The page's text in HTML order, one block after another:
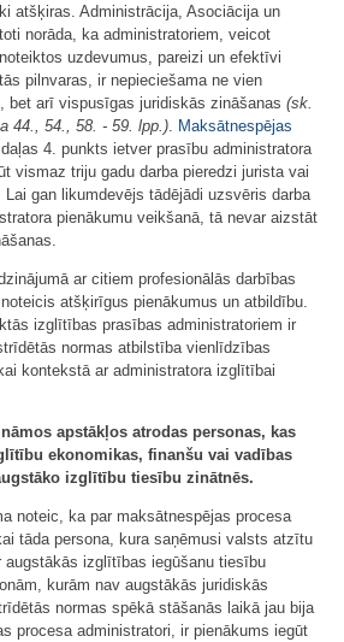
atšķiras. Administrācija, Asociācija un
norāda, ka administratoriem, veicot
uzdevumus, pareizi un efektīvi
pilnvaras, ir nepieciešama ne vien
bet arī vispusīgas juridiskās zināšanas (sk.
44., 54., 58. - 59. lpp.). Maksātnespējas
4. punkts ietver prasību administratora
vismaz triju gadu darba pieredzi jurista vai
gan likumdevējs tādējādi uzsvēris darba
pienākumu veikšanā, tā nevar aizstāt
ar citiem profesionālās darbības
atšķirīgus pienākumus un atbildību.
izglītības prasības administratoriem ir
normas atbilstība vienlīdzības
kontekstā ar administratora izglītībai
apstākļos atrodas personas, kas
ekonomikas, finanšu vai vadības
izglītību tiesību zinātnēs.
noteic, ka par maksātnespējas procesa
tāda persona, kura saņēmusi valsts atzītu
izglītības iegūšanu tiesību
kurām nav augstākās juridiskās
normas spēkā stāšanās laikā jau bija
procesa administratori, ir pienākums iegūt